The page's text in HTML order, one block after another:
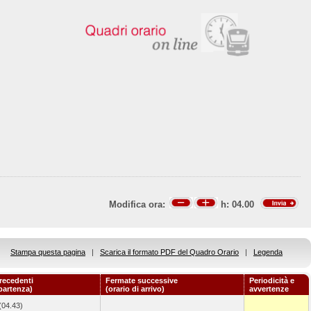
Modifica ora: h: 04.00
Stampa questa pagina | Scarica il formato PDF del Quadro Orario | Legenda
Fermate successive
(orario di arrivo)
Periodicità e
avvertenze